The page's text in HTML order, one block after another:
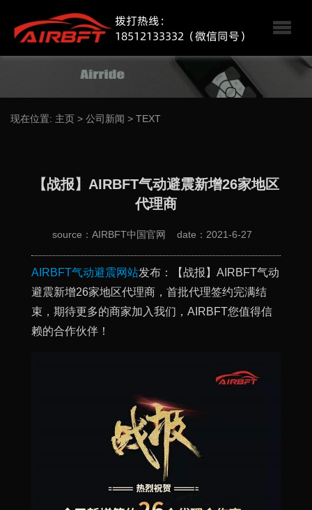
现在位置: 主页 > 公司新闻 > TEXT
【战报】AIRBFT气动避震新增26家地区
代理商
source：AIRBFT中国官网 date：2021-6-27
AIRBFT气动避震网站发布：【战报】AIRBFT气动
避震新增26家地区代理商，首批代理签约完满结
束，期待更多的商家加入我们，AIRBFT您值得信
赖的合作伙伴！